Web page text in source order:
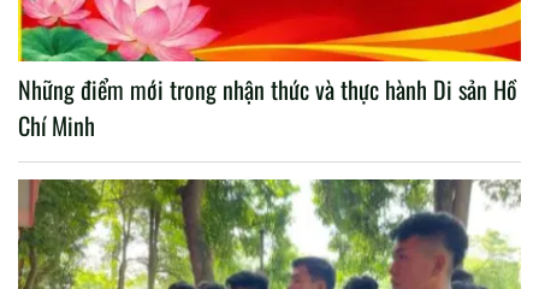
Những điểm mới trong nhận thức và thực hành Di sản Hồ
Chí Minh